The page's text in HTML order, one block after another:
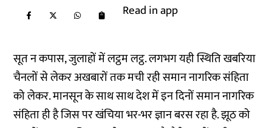
Read in app
सूत न कपास, जुलाहों में लट्ठम लट्ठ. लगभग यही स्थिति खबरिया
चैनलों से लेकर अखबारों तक मची रही समान नागरिक संहिता
को लेकर. मानसून के साथ साथ देश में इन दिनों समान नागरिक
संहिता ही है जिस पर खंचिया भर-भर ज्ञान बरस रहा है. झूठ को